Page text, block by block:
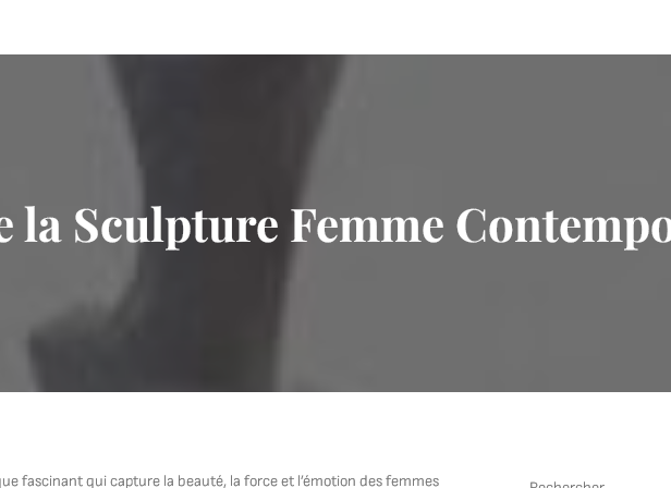
la Sculpture Femme
fascinant qui capture la beauté, la force et l’émotion des femmes